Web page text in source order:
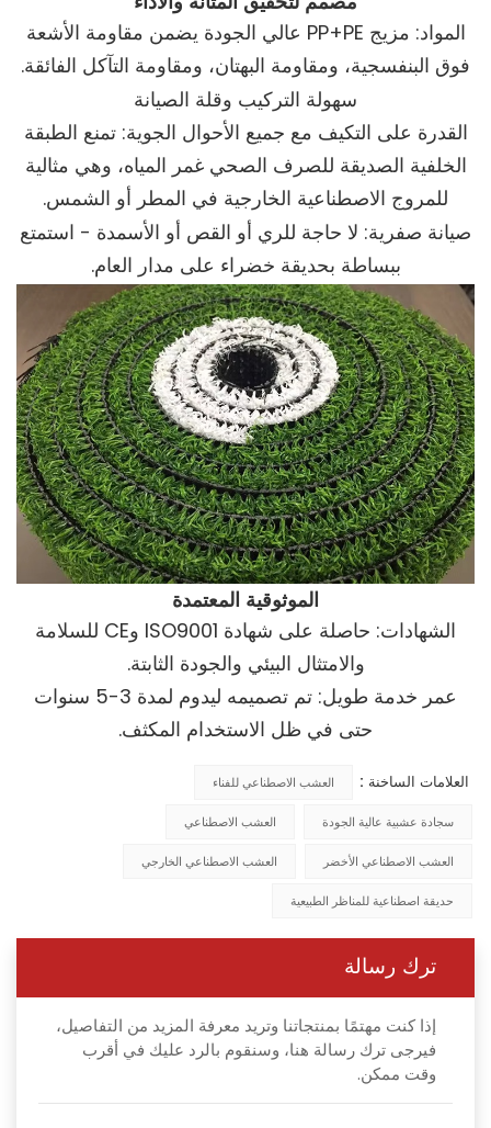
المواد: مزيج PP+PE عالي الجودة يضمن مقاومة الأشعة
فوق البنفسجية، ومقاومة البهتان، ومقاومة التآكل الفائقة.
سهولة التركيب وقلة الصيانة
القدرة على التكيف مع جميع الأحوال الجوية: تمنع الطبقة
الخلفية الصديقة للصرف الصحي غمر المياه، وهي مثالية
للمروج الاصطناعية الخارجية في المطر أو الشمس.
صيانة صفرية: لا حاجة للري أو القص أو الأسمدة - استمتع
ببساطة بحديقة خضراء على مدار العام.
الموثوقية المعتمدة
الشهادات: حاصلة على شهادة ISO9001 وCE للسلامة
والامتثال البيئي والجودة الثابتة.
عمر خدمة طويل: تم تصميمه ليدوم لمدة 3-5 سنوات
حتى في ظل الاستخدام المكثف.
العلامات الساخنة : العشب الاصطناعي للفناء
سجادة عشبية عالية الجودة العشب الاصطناعي
العشب الاصطناعي الأخضر العشب الاصطناعي الخارجي
حديقة اصطناعية للمناظر الطبيعية
ترك رسالة
إذا كنت مهتمًا بمنتجاتنا وتريد معرفة المزيد من التفاصيل،
فيرجى ترك رسالة هنا، وسنقوم بالرد عليك في أقرب
وقت ممكن.